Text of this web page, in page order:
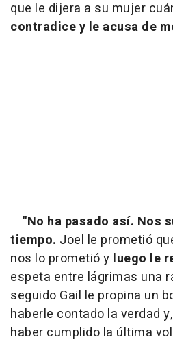
que le dijera a su mujer
contradice y le acusa de
"No ha pasado así. Nos
tiempo. Joel le prometió
nos lo prometió y luego le
espeta entre lágrimas una
seguido Gail le propina un
haberle contado la verdad
haber cumplido la última